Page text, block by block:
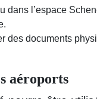
l’espace
des documents
aéroports